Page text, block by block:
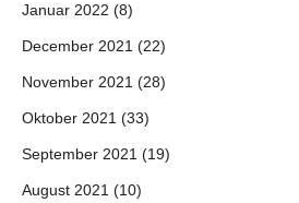
Januar 2022 (8)
December 2021 (22)
November 2021 (28)
Oktober 2021 (33)
September 2021 (19)
August 2021 (10)